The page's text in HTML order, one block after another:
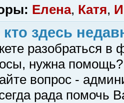
Елена, Катя,
здесь
разобраться в
нужна помощь?
вопрос -
рада помочь